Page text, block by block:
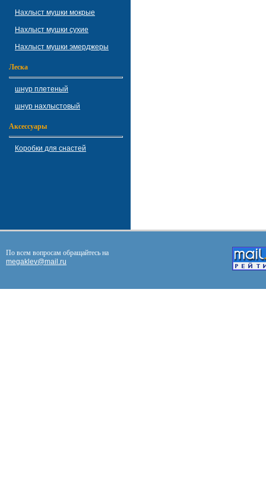
Нахлыст мушки мокрые
Нахлыст мушки сухие
Нахлыст мушки эмерджеры
Леска
шнур плетеный
шнур нахлыстовый
Аксессуары
Коробки для снастей
По всем вопросам обращайтесь на
megaklev@mail.ru